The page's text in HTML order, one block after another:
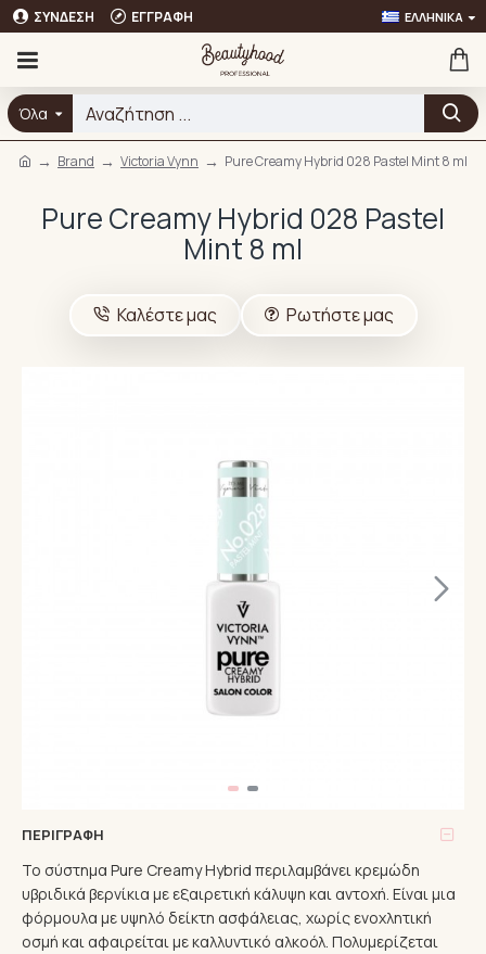
ΣΎΝΔΕΣΗ ΕΓΓΡΑΦΉ ΕΛΛΗΝΙΚΆ
Όλα
Brand Victoria Vynn Pure Creamy Hybrid 028 Pastel Mint 8 ml
Pure Creamy Hybrid 028 Pastel
Mint 8 ml
Καλέστε μας Ρωτήστε μας
ΠΕΡΙΓΡΑΦΉ
Το σύστημα Pure Creamy Hybrid περιλαμβάνει κρεμώδη
υβριδικά βερνίκια με εξαιρετική κάλυψη και αντοχή. Είναι μια
φόρμουλα με υψηλό δείκτη ασφάλειας, χωρίς ενοχλητική
οσμή και αφαιρείται με καλλυντικό αλκοόλ. Πολυμερίζεται